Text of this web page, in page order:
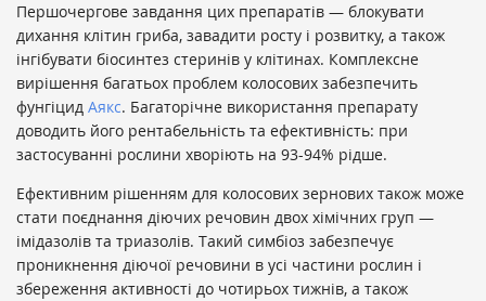
Першочергове завдання цих препаратів — блокувати
дихання клітин гриба, завадити росту і розвитку, а також
інгібувати біосинтез стеринів у клітинах. Комплексне
вирішення багатьох проблем колосових забезпечить
фунгіцид Аякс. Багаторічне використання препарату
доводить його рентабельність та ефективність: при
застосуванні рослини хворіють на 93-94% рідше.
Ефективним рішенням для колосових зернових також може
стати поєднання діючих речовин двох хімічних груп —
імідазолів та триазолів. Такий симбіоз забезпечує
проникнення діючої речовини в усі частини рослин і
збереження активності до чотирьох тижнів, а також